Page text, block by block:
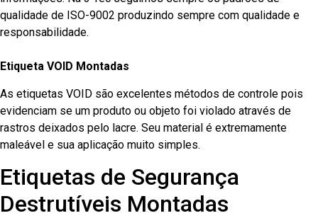
qualidade de ISO-9002 produzindo sempre com qualidade e
responsabilidade.
Etiqueta VOID Montadas
As etiquetas VOID são excelentes métodos de controle pois
evidenciam se um produto ou objeto foi violado através de
rastros deixados pelo lacre. Seu material é extremamente
maleável e sua aplicação muito simples.
Etiquetas de Segurança
Destrutíveis Montadas